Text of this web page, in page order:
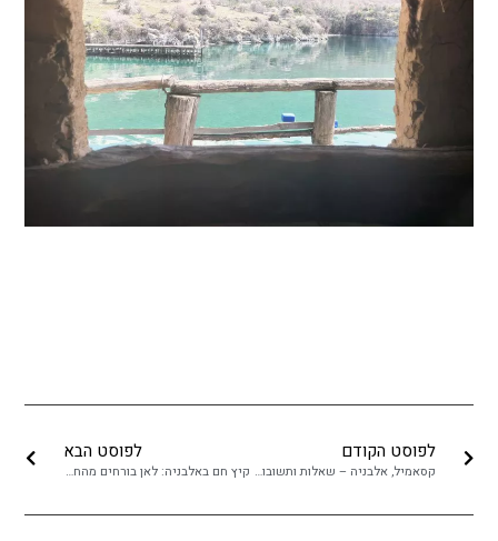
לפוסט הקודם
קסאמיל, אלבניה – שאלות ותשובות: כל מה שרציתם לדעת
לפוסט הבא
קיץ חם באלבניה: לאן בורחים מהחום?